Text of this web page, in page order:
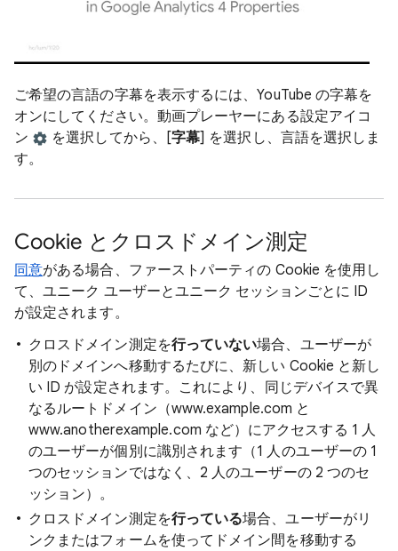
ご希望の言語の字幕を表示するには、YouTube の字幕を
オンにしてください。動画プレーヤーにある設定アイコ
ン
を選択してから、[字幕] を選択し、言語を選択しま
す。
Cookie とクロスドメイン測定
同意がある場合、ファーストパーティの Cookie を使用し
て、ユニーク ユーザーとユニーク セッションごとに ID
が設定されます。
クロスドメイン測定を行っていない場合、ユーザーが
別のドメインへ移動するたびに、新しい Cookie と新し
い ID が設定されます。これにより、同じデバイスで異
なるルートドメイン（www.example.com と
www.anotherexample.com など）にアクセスする 1 人
のユーザーが個別に識別されます（1 人のユーザーの 1
つのセッションではなく、2 人のユーザーの 2 つのセ
ッション）。
クロスドメイン測定を行っている場合、ユーザーがリ
ンクまたはフォームを使ってドメイン間を移動する